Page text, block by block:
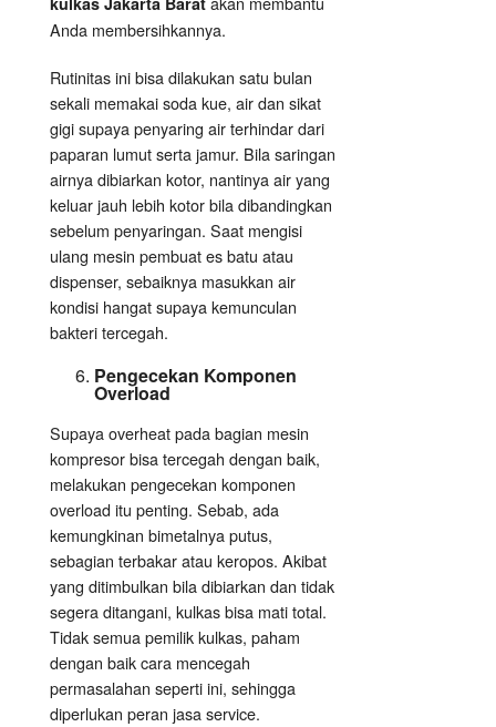
Anda membersihkannya.
Rutinitas ini bisa dilakukan satu bulan
sekali memakai soda kue, air dan sikat
gigi supaya penyaring air terhindar dari
paparan lumut serta jamur. Bila saringan
airnya dibiarkan kotor, nantinya air yang
keluar jauh lebih kotor bila dibandingkan
sebelum penyaringan. Saat mengisi
ulang mesin pembuat es batu atau
dispenser, sebaiknya masukkan air
kondisi hangat supaya kemunculan
bakteri tercegah.
Pengecekan Komponen
Overload
Supaya overheat pada bagian mesin
kompresor bisa tercegah dengan baik,
melakukan pengecekan komponen
overload itu penting. Sebab, ada
kemungkinan bimetalnya putus,
sebagian terbakar atau keropos. Akibat
yang ditimbulkan bila dibiarkan dan tidak
segera ditangani, kulkas bisa mati total.
Tidak semua pemilik kulkas, paham
dengan baik cara mencegah
permasalahan seperti ini, sehingga
diperlukan peran jasa service.